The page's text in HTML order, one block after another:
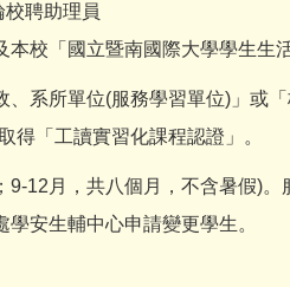
校聘助理員
校「國立暨南國際大學學生生
系所單位(服務學習單位)」或
得「工讀實習化課程認證」。
12月，共八個月，不含暑假)
安生輔中心申請變更學生。